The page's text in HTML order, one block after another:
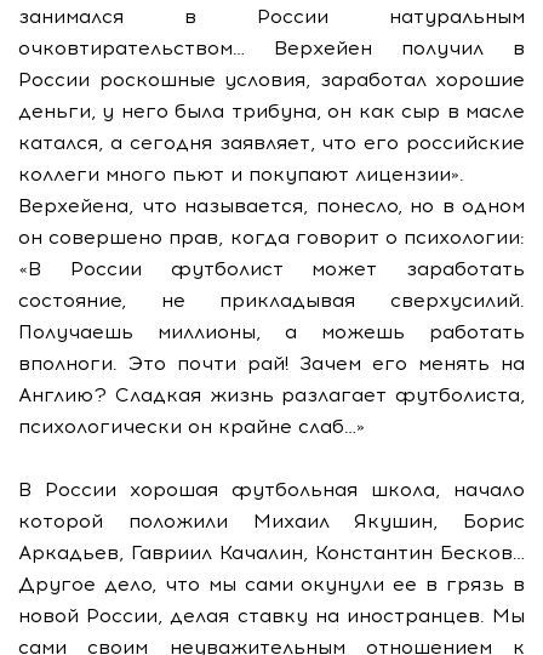
занимался в России натуральным
очковтирательством… Верхейен получил в
России роскошные условия, заработал хорошие
деньги, у него была трибуна, он как сыр в масле
катался, а сегодня заявляет, что его российские
коллеги много пьют и покупают лицензии».
Верхейена, что называется, понесло, но в одном
он совершено прав, когда говорит о психологии:
«В России футболист может заработать
состояние, не прикладывая сверхусилий.
Получаешь миллионы, а можешь работать
вполноги. Это почти рай! Зачем его менять на
Англию? Сладкая жизнь разлагает футболиста,
психологически он крайне слаб…»
В России хорошая футбольная школа, начало
которой положили Михаил Якушин, Борис
Аркадьев, Гавриил Качалин, Константин Бесков…
Другое дело, что мы сами окунули ее в грязь в
новой России, делая ставку на иностранцев. Мы
сами своим неуважительным отношением к